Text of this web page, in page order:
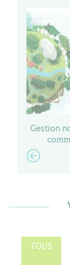
Gestion
TOUS